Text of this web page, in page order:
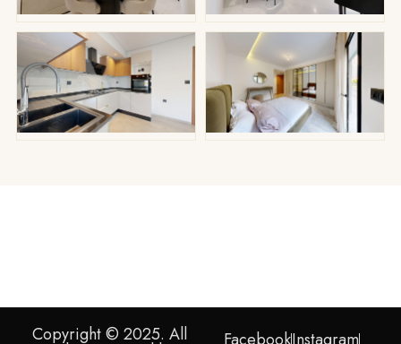
Copyright © 2025. All